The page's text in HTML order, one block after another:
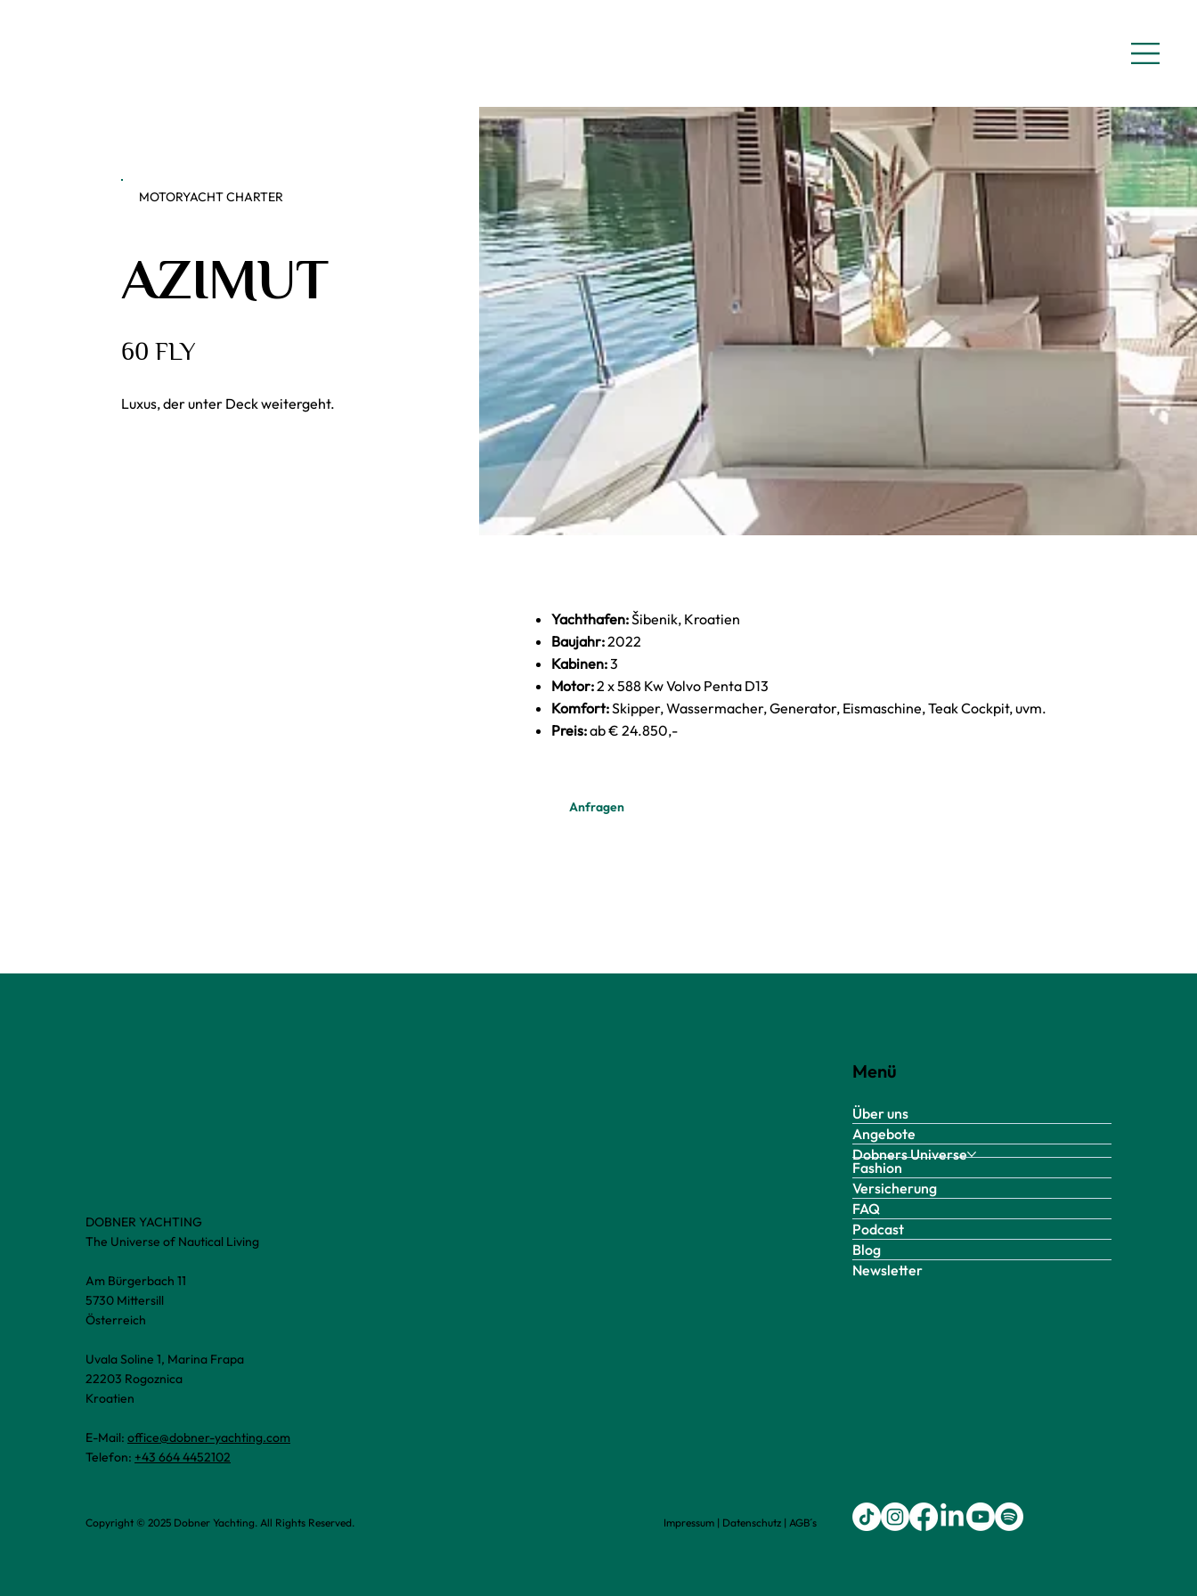
MOTORYACHT CHARTER
AZIMUT
60 FLY
Luxus, der unter Deck weitergeht.
Yachthafen:Šibenik, Kroatien
Baujahr:2022
Kabinen:3
Motor:2 x 588 Kw Volvo Penta D13
Komfort:Skipper, Wassermacher, Generator, Eismaschine, Teak Cockpit, uvm.
Preis:ab € 24.850,-
Anfragen
DOBNER YACHTING
The Universe of Nautical Living
Am Bürgerbach 11
5730 Mittersill
Österreich
Uvala Soline 1, Marina Frapa
22203 Rogoznica
Kroatien
E-Mail: office@dobner-yachting.com
Telefon: +43 664 4452102
Copyright © 2025 Dobner Yachting. All Rights Reserved. Impressum | Datenschutz |AGB´s
Menü
Über uns
Angebote
Dobners Universe
Fashion
Versicherung
FAQ
Podcast
Blog
Newsletter